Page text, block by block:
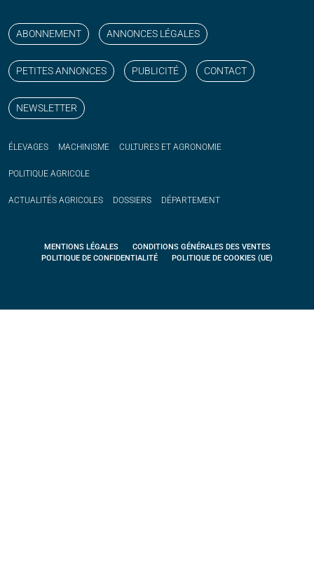
ABONNEMENT ANNONCES LÉGALES
PETITES ANNONCES PUBLICITÉ CONTACT
NEWSLETTER
ÉLEVAGES MACHINISME CULTURES ET AGRONOMIE
POLITIQUE AGRICOLE
ACTUALITÉS AGRICOLES DOSSIERS DÉPARTEMENT
MENTIONS LÉGALES
CONDITIONS GÉNÉRALES DES VENTES
POLITIQUE DE CONFIDENTIALITÉ
POLITIQUE DE COOKIES (UE)